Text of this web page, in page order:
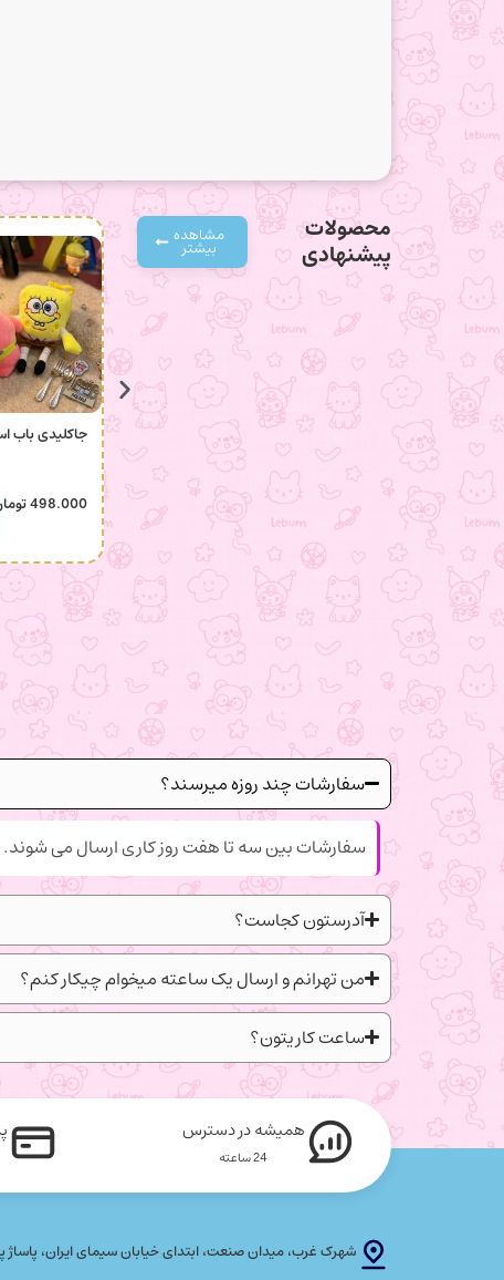
محصولات
پیشنهادی
مشاهده
بیشتر
جاکلیدی باب
498.000
سفارشات چند روزه میرسند؟
سفارشات بین سه تا هفت روز کاری ارسال می شوند.
آدرستون کجاست؟
من تهرانم و ارسال یک ساعته میخوام چیکار کنم؟
ساعت کاریتون؟
همیشه در دسترس
24 ساعته
شهرک غرب، میدان صنعت، ابتدای خیابان سیمای ایران، پاساژ